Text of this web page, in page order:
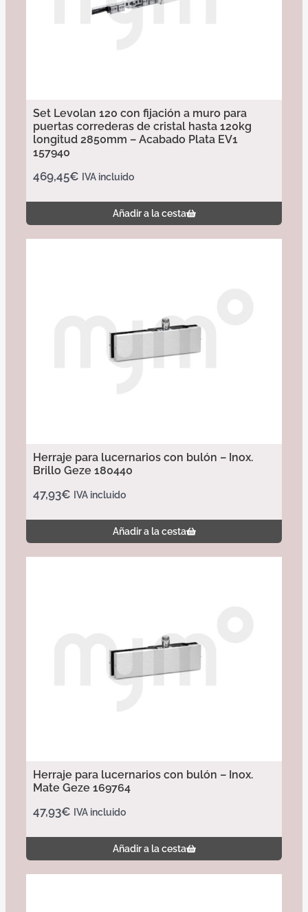
Set Levolan 120 con fijación a muro para
puertas correderas de cristal hasta 120kg
longitud 2850mm – Acabado Plata EV1
157940
469,45€ IVA incluido
Añadir a la cesta
Herraje para lucernarios con bulón – Inox.
Brillo Geze 180440
47,93€ IVA incluido
Añadir a la cesta
Herraje para lucernarios con bulón – Inox.
Mate Geze 169764
47,93€ IVA incluido
Añadir a la cesta